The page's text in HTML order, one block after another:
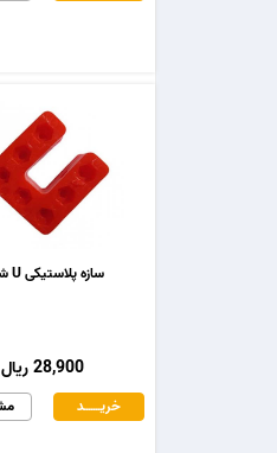
سازه پلاستیکی U شکل
28,900 ریال
خریـــــــد